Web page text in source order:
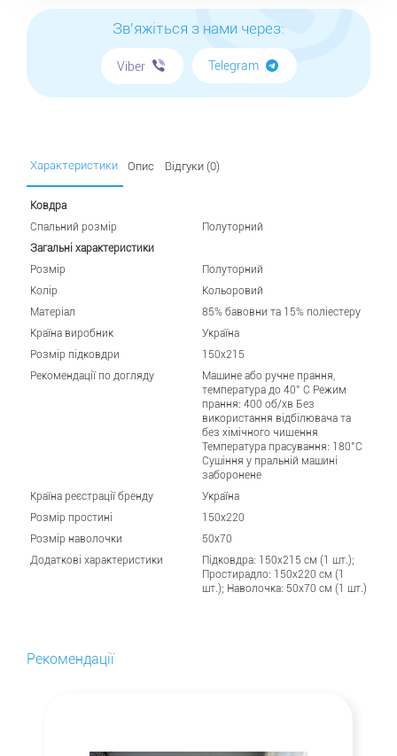
Зв'яжіться з нами через:
Viber Telegram
Характеристики Опис Відгуки (0)
Ковдра
Спальний розмір
Полуторний
Загальні характеристики
Розмір
Полуторний
Колір
Кольоровий
Матеріал
85% бавовни та 15% поліестеру
Країна виробник
Україна
Розмір підковдри
150x215
Рекомендації по догляду
Машине або ручне прання,
температура до 40° C Режим
прання: 400 об/хв Без
використання відбілювача та
без хімічного чищення
Температура прасування: 180°C
Сушіння у пральній машині
заборонене
Країна реєстрації бренду
Україна
Розмір простині
150x220
Розмір наволочки
50x70
Додаткові характеристики
Підковдра: 150x215 см (1 шт.);
Простирадло: 150x220 см (1
шт.); Наволочка: 50x70 см (1 шт.)
Рекомендації